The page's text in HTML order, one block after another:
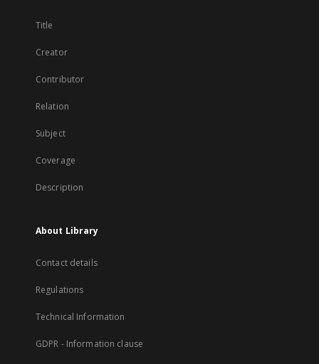
Title
Creator
Contributor
Relation
Subject
Coverage
Description
About Library
Contact details
Regulations
Technical Information
GDPR - Information clause